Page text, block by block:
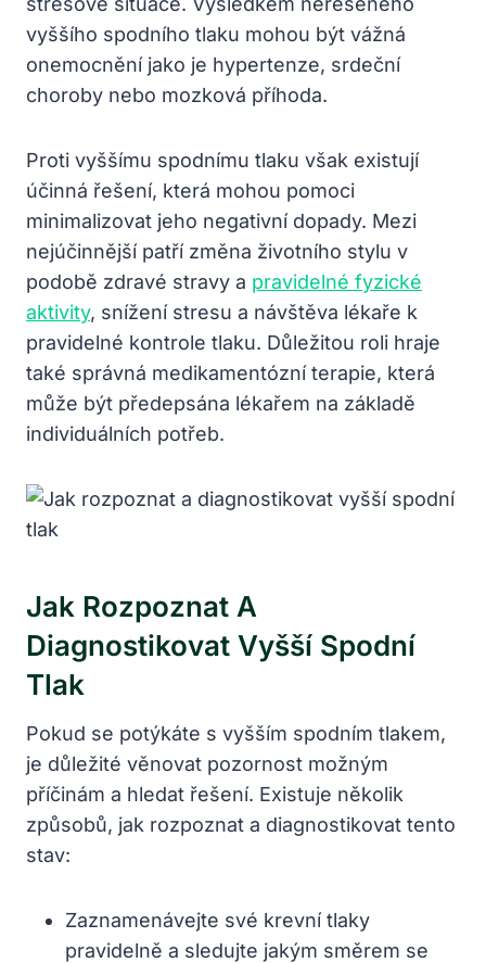
vyššího spodního tlaku mohou být vážná
onemocnění jako je hypertenze, srdeční
choroby nebo mozková příhoda.
Proti vyššímu spodnímu tlaku však existují
účinná řešení, která mohou pomoci
minimalizovat jeho negativní dopady. Mezi
nejúčinnější patří změna životního stylu v
podobě zdravé stravy a pravidelné fyzické
aktivity, snížení stresu a návštěva lékaře k
pravidelné kontrole tlaku. Důležitou roli hraje
také správná medikamentózní terapie, která
může být předepsána lékařem na základě
individuálních potřeb.
Jak Rozpoznat A
Diagnostikovat Vyšší Spodní
Tlak
Pokud se potýkáte s vyšším spodním tlakem,
je důležité věnovat pozornost možným
příčinám a hledat řešení. Existuje několik
způsobů, jak rozpoznat a diagnostikovat tento
stav:
Zaznamenávejte své krevní tlaky
pravidelně a sledujte jakým směrem se